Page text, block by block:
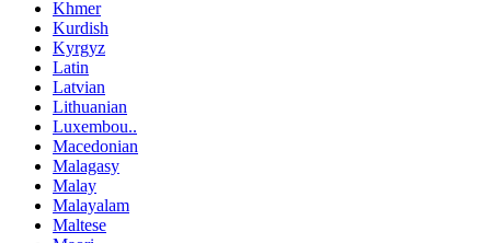
Khmer
Kurdish
Kyrgyz
Latin
Latvian
Lithuanian
Luxembou..
Macedonian
Malagasy
Malay
Malayalam
Maltese